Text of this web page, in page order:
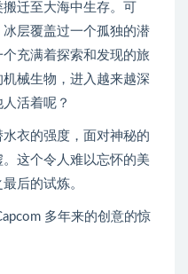
迁至大海中生存。可
层覆盖过一个孤独的潜
充满着探索和发现的旅
械生物，进入越来越深
活着呢？
衣的强度，面对神秘的
这个令人难以忘怀的美
后的试炼。
多年来的创意的惊